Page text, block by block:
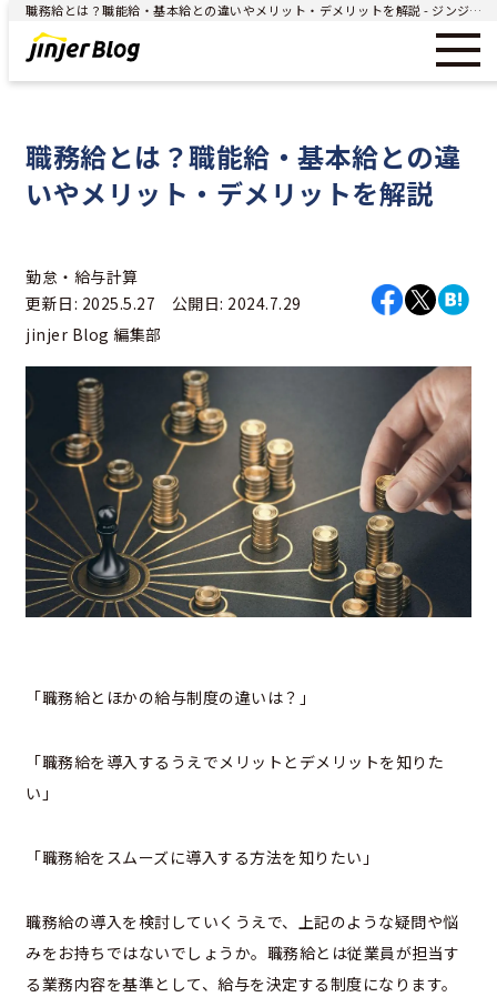
職務給とは？職能給・基本給との違いやメリット・デメリットを解説 - ジンジャー（jinjer）｜統合型人事システム
職務給とは？職能給・基本給との違
いやメリット・デメリットを解説
勤怠・給与計算
更新日: 2025.5.27 公開日: 2024.7.29
jinjer Blog 編集部
「職務給とほかの給与制度の違いは？」
「職務給を導入するうえでメリットとデメリットを知りた
い」
「職務給をスムーズに導入する方法を知りたい」
職務給の導入を検討していくうえで、上記のような疑問や悩
みをお持ちではないでしょうか。職務給とは従業員が担当す
る業務内容を基準として、給与を決定する制度になります。